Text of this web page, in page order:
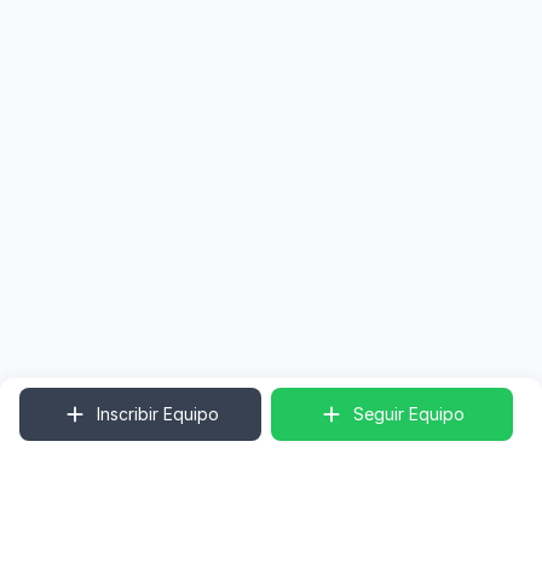
Inscribir Equipo Seguir Equipo